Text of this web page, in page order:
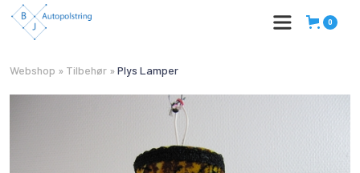
0
Webshop » Tilbehør »Plys Lamper